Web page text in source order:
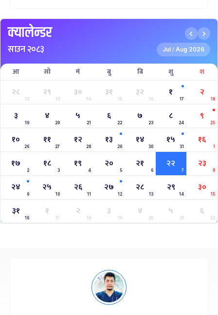
क्यालेन्डर
साउन २०८३ Jul / Aug 2026
आ सो मं बु बि शु श
२८
12
२९
13
३०
14
३१
15
३२
16
१
17
२
18
३
19
४
20
५
21
६
22
७
23
८
24
९
25
१०
26
११
27
१२
28
१३
29
१४
30
१५
31
१६
1
१७
2
१८
3
१९
4
२०
5
२१
6
२२
7
२३
8
२४
9
२५
10
२६
11
२७
12
२८
13
२९
14
३०
15
३१
16
१
17
२
18
३
19
४
20
५
21
६
22